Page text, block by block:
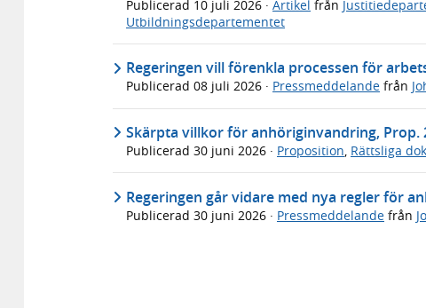
Publicerad 10 juli 2026 · Artikel från
Utbildningsdepartementet
Regeringen vill förenkla processen för
Publicerad 08 juli 2026 · Pressmeddelande från
Skärpta villkor för anhöriginvandring, Prop.
Publicerad 30 juni 2026 · Proposition, Rättsliga
Regeringen går vidare med nya regler för
Publicerad 30 juni 2026 · Pressmeddelande från